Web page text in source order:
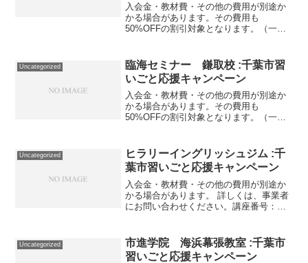
入会金・教材費・その他の費用が別途か
かる場合があります。その費用も
50%OFFの割引対象となります。（一部
03-01事業者提供価格29,700円▶14,850円
利用...
Uncategorized
臨海セミナー 鎌取校 :千葉市習
いごと応援キャンペーン
入会金・教材費・その他の費用が別途か
かる場合があります。その費用も
50%OFFの割引対象となります。（一部
02-01利用期間 2020/12/26〜2021/01/...
Uncategorized
ヒラリーイングリッシュジム :千
葉市習いごと応援キャンペーン
入会金・教材費・その他の費用が別途か
かる場合があります。 詳しくは、事業者
にお問い合わせください。講座番号：
象 ※月額の料金となります...
Uncategorized
市進学院 海浜幕張教室 :千葉市
習いごと応援キャンペーン